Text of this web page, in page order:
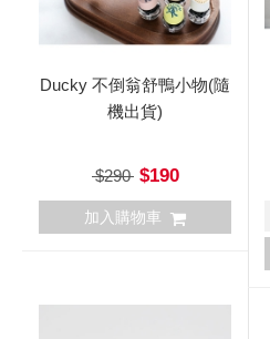
Ducky 不倒翁舒鴨小物(隨
機出貨)
$290$190
加入購物車